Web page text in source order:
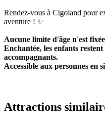
Rendez-vous à Cigoland pour
aventure ! ✨
Aucune limite d'âge n'est
Enchantée, les enfants
accompagnants.
Accessible aux personnes en
Attractions